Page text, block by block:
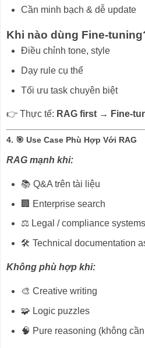
Cần minh bạch & dễ update
Khi nào dùng Fine-
Điều chỉnh tone, style
Dạy rule cụ thể
Tối ưu task chuyên biệt
👉 Thực tế: RAG first → Fine-
4. 🎯 Use Case Phù Hợp Với RAG
RAG mạnh khi:
📚 Q&A trên tài liệu
🏢 Enterprise search
⚖️ Legal / compliance systems
🛠️ Technical documentation
Không phù hợp khi:
🎨 Creative writing
🧩 Logic puzzles
🧠 Pure reasoning (không